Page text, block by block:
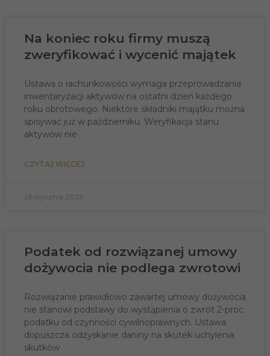
Na koniec roku firmy muszą
zweryfikować i wycenić majątek
Ustawa o rachunkowości wymaga przeprowadzania
inwentaryzacji aktywów na ostatni dzień każdego
roku obrotowego. Niektóre składniki majątku można
spisywać już w październiku. Weryfikacja stanu
aktywów nie
CZYTAJ WIĘCEJ
26 stycznia 2023
Podatek od rozwiązanej umowy
dożywocia nie podlega zwrotowi
Rozwiązanie prawidłowo zawartej umowy dożywocia
nie stanowi podstawy do wystąpienia o zwrot 2-proc.
podatku od czynności cywilnoprawnych. Ustawa
dopuszcza odzyskanie daniny na skutek uchylenia
skutków
zachowania
podczas
odwiedzania naszej
szansę na
zobaczenie
spersonalizowanych
treści i ofert.